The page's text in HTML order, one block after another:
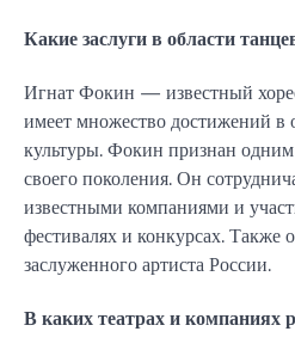
Какие заслуги в области
Игнат Фокин — известный
имеет множество достижений в
культуры. Фокин признан
своего поколения. Он
известными компаниями и
фестивалях и конкурсах. Также
заслуженного артиста России.
В каких театрах и компаниях